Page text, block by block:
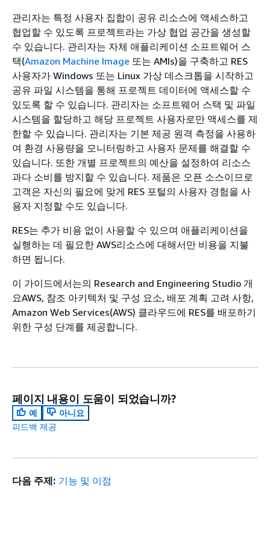
관리자는 특정 사용자 집합이 공유 리소스에 액세스하고
협업할 수 있도록 프로젝트라는 가상 협업 공간을 생성할
수 있습니다. 관리자는 자체 애플리케이션 소프트웨어 스
택(Amazon Machine Image 또는 AMIs)을 구축하고 RES
사용자가 Windows 또는 Linux 가상 데스크톱을 시작하고
공유 파일 시스템을 통해 프로젝트 데이터에 액세스할 수
있도록 할 수 있습니다. 관리자는 소프트웨어 스택 및 파일
시스템을 할당하고 해당 프로젝트 사용자로만 액세스를 제
한할 수 있습니다. 관리자는 기본 제공 원격 측정을 사용하
여 환경 사용량을 모니터링하고 사용자 문제를 해결할 수
있습니다. 또한 개별 프로젝트의 예산을 설정하여 리소스
과다 소비를 방지할 수 있습니다. 제품은 오픈 소스이므로
고객은 자신의 필요에 맞게 RES 포털의 사용자 경험을 사
용자 지정할 수도 있습니다.
RES는 추가 비용 없이 사용할 수 있으며 애플리케이션을
실행하는 데 필요한 AWS리소스에 대해서만 비용을 지불
하면 됩니다.
이 가이드에서는의 Research and Engineering Studio 개
요AWS, 참조 아키텍처 및 구성 요소, 배포 계획 고려 사항,
Amazon Web Services(AWS) 클라우드에 RES를 배포하기
위한 구성 단계를 제공합니다.
페이지 내용이 도움이 되었습니까?
예
아니요
피드백 제공
다음 주제: 기능 및 이점